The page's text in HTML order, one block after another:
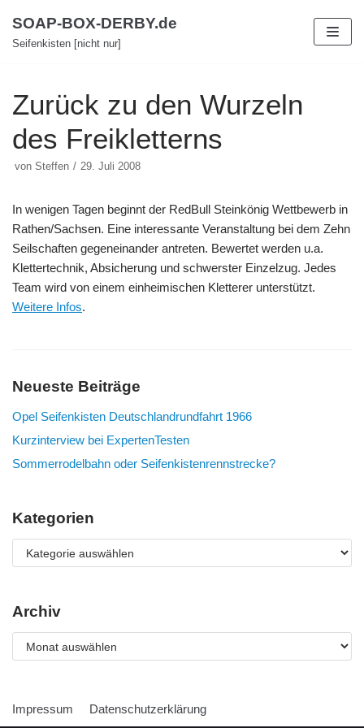
Zum
Inhalt
SOAP-BOX-DERBY.de
Seifenkisten [nicht nur]
Zurück zu den Wurzeln
des Freikletterns
von Steffen 29. Juli 2008
In wenigen Tagen beginnt der RedBull Steinkönig Wettbewerb in
Rathen/Sachsen. Eine interessante Veranstaltung bei dem Zehn
Seilschaften gegeneinander antreten. Bewertet werden u.a.
Klettertechnik, Absicherung und schwerster Einzelzug. Jedes
Team wird von einem einheimischen Kletterer unterstützt.
Weitere Infos.
Neueste Beiträge
Opel Seifenkisten Deutschlandrundfahrt 1966
Kurzinterview bei ExpertenTesten
Sommerrodelbahn oder Seifenkistenrennstrecke?
Kategorien
Archiv
Impressum Datenschutzerklärung